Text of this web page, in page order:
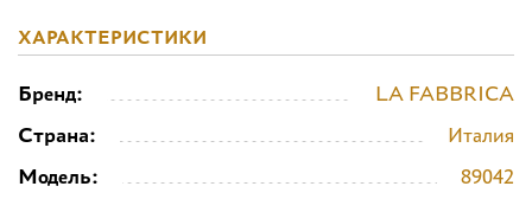
ХАРАКТЕРИСТИКИ
Бренд:
LA FABBRICA
Страна:
Италия
Модель:
89042